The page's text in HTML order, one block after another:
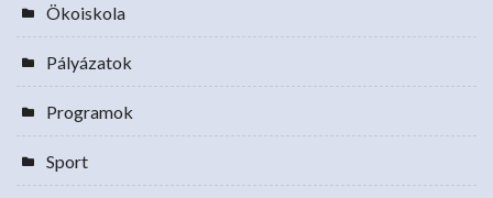
Ökoiskola
Pályázatok
Programok
Sport